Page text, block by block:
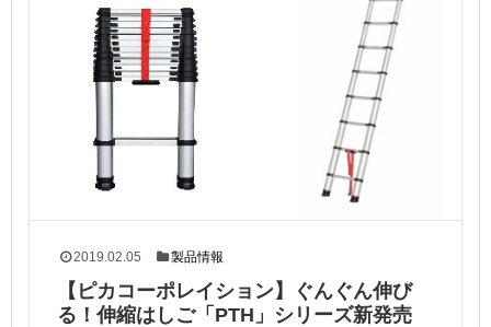
2019.02.05 製品情報
【ピカコーポレイション】ぐんぐん伸び
る！伸縮はしご「PTH」シリーズ新発売